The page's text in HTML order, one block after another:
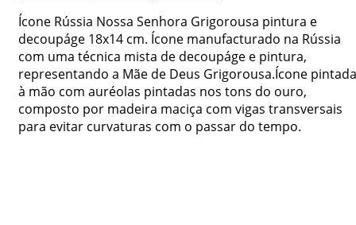
Ícone Rússia Nossa Senhora Grigorousa pintura e
decoupáge 18x14 cm. Ícone manufacturado na Rússia
com uma técnica mista de decoupáge e pintura,
representando a Mãe de Deus Grigorousa.Ícone pintada
à mão com auréolas pintadas nos tons do ouro,
composto por madeira maciça com vigas transversais
para evitar curvaturas com o passar do tempo.